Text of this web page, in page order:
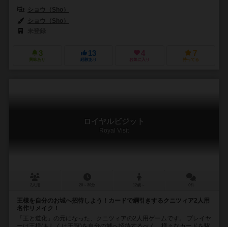
ショウ（Sho）
ショウ（Sho）
3
興味あり
13
経験あり
4
お気に入り
7
持ってる
ロイヤルビジット
Royal Visit
王様を自分のお城へ招待しよう！カードで綱引きするクニツィア2人用
名作リメイク！
「王と道化」の元になった、クニツィアの2人用ゲームです。 プレイヤ